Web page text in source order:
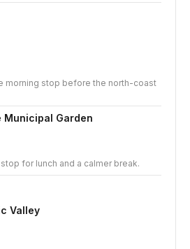
morning stop before the north-coast
Municipal Garden
for lunch and a calmer break.
Valley